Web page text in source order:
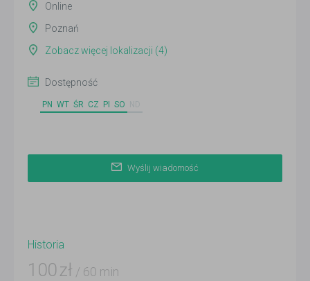
Online
Poznań
Zobacz więcej lokalizacji (4)
Dostępność
PN WT ŚR CZ PI SO
Wyślij wiadomość
Historia
100 zł / 60 min